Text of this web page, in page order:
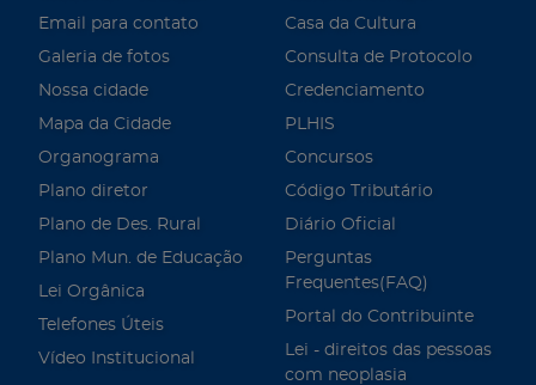
Email para contato
Galeria de fotos
Nossa cidade
Mapa da Cidade
Organograma
Plano diretor
Plano de Des. Rural
Plano Mun. de Educação
Lei Orgânica
Telefones Úteis
Vídeo Institucional
Casa da Cultura
Consulta de Protocolo
Credenciamento
PLHIS
Concursos
Código Tributário
Diário Oficial
Perguntas
Frequentes(FAQ)
Portal do Contribuinte
Lei - direitos das pessoas
com neoplasia